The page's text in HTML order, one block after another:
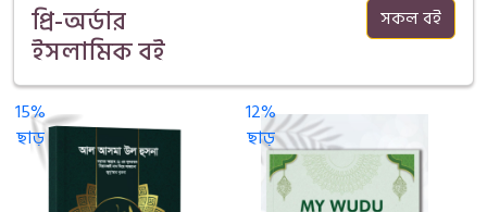
প্রি-অর্ডার
ইসলামিক বই
সকল বই
15%
ছাড়
দেখুন
12%
ছাড়
পড়ে দেখুন